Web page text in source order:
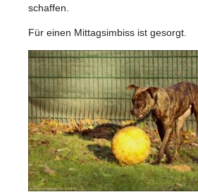
schaffen.
Für einen Mittagsimbiss ist gesorgt.